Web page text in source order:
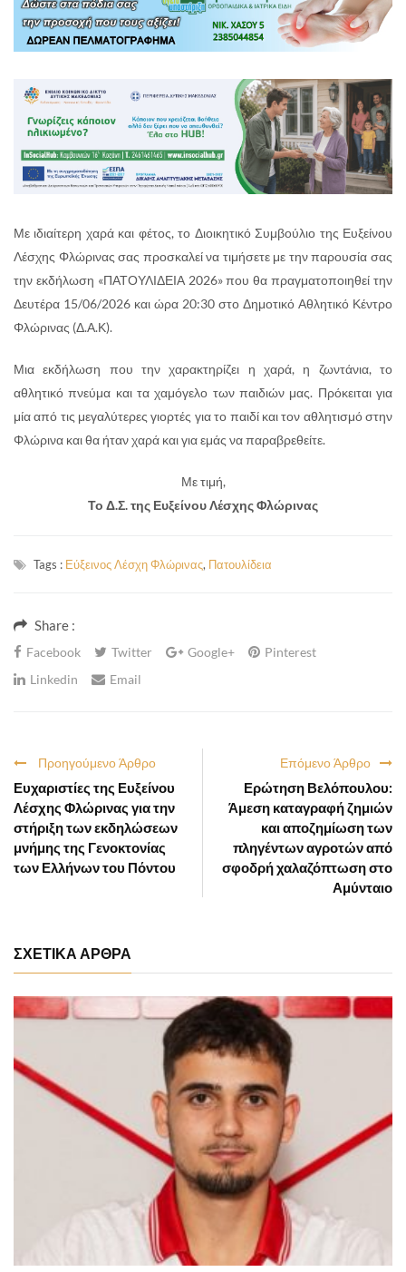
Με ιδιαίτερη χαρά και φέτος, το Διοικητικό Συμβούλιο της Ευξείνου
Λέσχης Φλώρινας σας προσκαλεί να τιμήσετε με την παρουσία σας
την εκδήλωση «ΠΑΤΟΥΛΙΔΕΙΑ 2026» που θα πραγματοποιηθεί την
Δευτέρα 15/06/2026 και ώρα 20:30 στο Δημοτικό Αθλητικό Κέντρο
Φλώρινας (Δ.Α.Κ).
Μια εκδήλωση που την χαρακτηρίζει η χαρά, η ζωντάνια, το
αθλητικό πνεύμα και τα χαμόγελο των παιδιών μας. Πρόκειται για
μία από τις μεγαλύτερες γιορτές για το παιδί και τον αθλητισμό στην
Φλώρινα και θα ήταν χαρά και για εμάς να παραβρεθείτε.
Με τιμή,
Το Δ.Σ. της Ευξείνου Λέσχης Φλώρινας
Tags : Εύξεινος Λέσχη Φλώρινας, Πατουλίδεια
Share :
Facebook Twitter Google+
Pinterest
Linkedin
Email
Επόμενο Άρθρο
Ερώτηση Βελόπουλου:
Άμεση καταγραφή ζημιών
και αποζημίωση των
πληγέντων αγροτών από
σφοδρή χαλαζόπτωση στο
Αμύνταιο
Προηγούμενο Άρθρο
Ευχαριστίες της Ευξείνου
Λέσχης Φλώρινας για την
στήριξη των εκδηλώσεων
μνήμης της Γενοκτονίας
των Ελλήνων του Πόντου
ΣΧΕΤΙΚΑ ΑΡΘΡΑ